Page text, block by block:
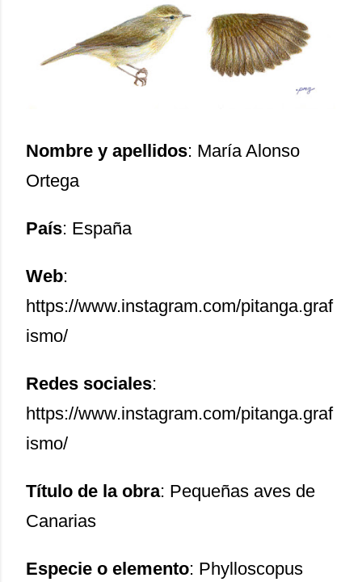
Nombre y apellidos: María Alonso
Ortega
País: España
Web:
https://www.instagram.com/pitanga.graf
ismo/
Redes sociales:
https://www.instagram.com/pitanga.graf
ismo/
Título de la obra: Pequeñas aves de
Canarias
Especie o elemento: Phylloscopus